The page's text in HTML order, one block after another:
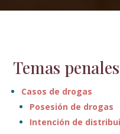
Temas penales
Casos de drogas
Posesión de drogas
Intención de